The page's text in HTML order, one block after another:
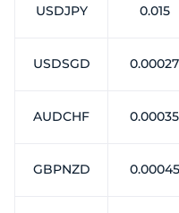
USDJPY 0.015
USDSGD 0.00027
AUDCHF 0.00035
GBPNZD 0.00045